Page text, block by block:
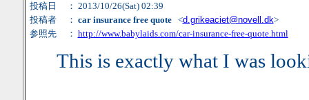
投稿日
： 2013/10/26(Sat) 02:39
投稿者
： car insurance free quote<d.grikeaciet@novell.dk>
参照先
： http://www.babylaids.com/car-insurance-free-quote.html
This is exactly what I was